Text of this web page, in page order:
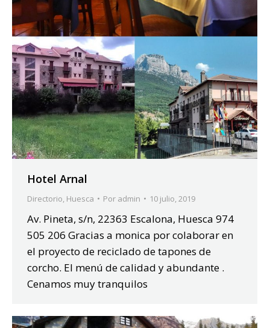
Hotel Arnal
Directorio, Huesca Por admin 10 julio, 2019
Av. Pineta, s/n, 22363 Escalona, Huesca 974
505 206 Gracias a monica por colaborar en
el proyecto de reciclado de tapones de
corcho. El menú de calidad y abundante .
Cenamos muy tranquilos